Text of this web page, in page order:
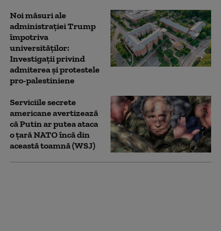
Noi măsuri ale
administrației Trump
împotriva
universităților:
Investigații privind
admiterea și protestele
pro-palestiniene
Serviciile secrete
americane avertizează
că Putin ar putea ataca
o țară NATO încă din
această toamnă (WSJ)